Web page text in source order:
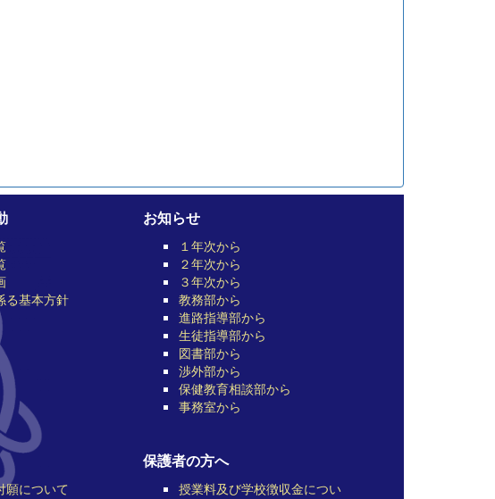
る基本方針
お知らせ
１年次から
２年次から
３年次から
教務部から
進路指導部から
生徒指導部から
図書部から
渉外部から
保健教育相談部から
事務室から
願について
保護者の方へ
授業料及び学校徴収金につい